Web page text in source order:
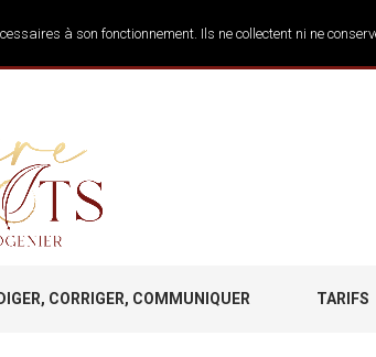
à son fonctionnement. Ils ne collectent ni ne
CORRIGER, COMMUNIQUER TARIFS